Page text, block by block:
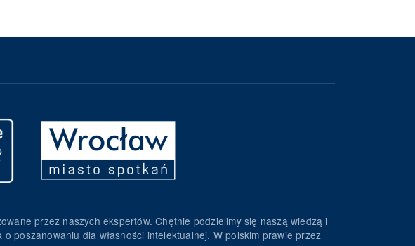
przez naszych ekspertów. Chętnie podzielimy się naszą wiedzą i
poszanowaniu dla własności intelektualnej. W polskim prawie przez